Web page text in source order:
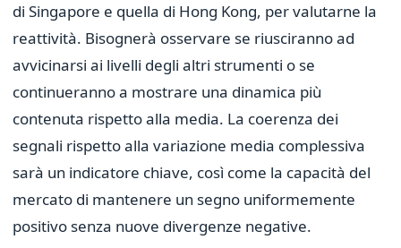
di Singapore e quella di Hong Kong, per valutarne la
reattività. Bisognerà osservare se riusciranno ad
avvicinarsi ai livelli degli altri strumenti o se
continueranno a mostrare una dinamica più
contenuta rispetto alla media. La coerenza dei
segnali rispetto alla variazione media complessiva
sarà un indicatore chiave, così come la capacità del
mercato di mantenere un segno uniformemente
positivo senza nuove divergenze negative.